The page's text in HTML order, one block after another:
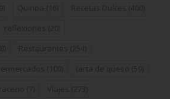
Quinoa (16) Recetas Dulces (400)
reflexiones (20)
Restaurantes (254)
(100) tarta de queso (59)
(7) Viajes (273)